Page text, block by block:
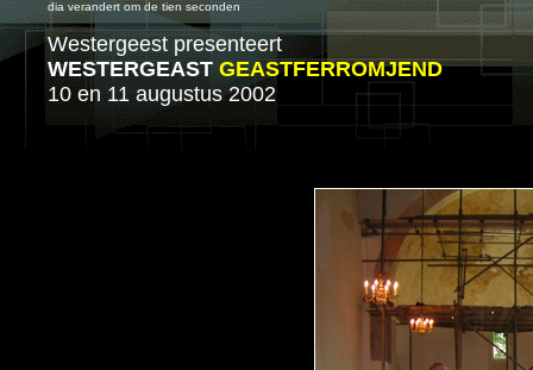
dia verandert om de tien seconden
Westergeest presenteert
WESTERGEAST GEASTFERROMJEND
10 en 11 augustus 2002